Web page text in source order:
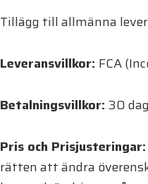
Tillägg till allmänna
Leveransvillkor: FCA
Betalningsvillkor: 30
Pris och Prisjusteringar:
rätten att ändra